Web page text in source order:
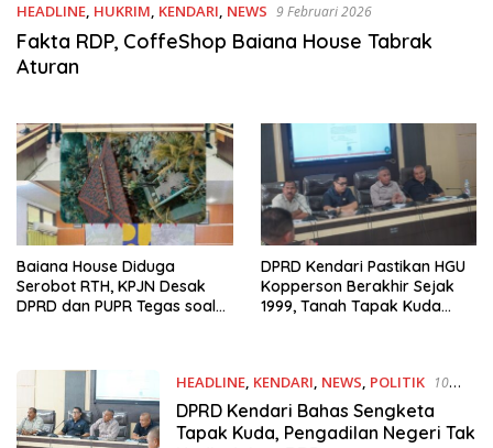
HEADLINE, HUKRIM, KENDARI, NEWS 9 Februari 2026
Fakta RDP, CoffeShop Baiana House Tabrak
Aturan
Baiana House Diduga
Serobot RTH, KPJN Desak
DPRD dan PUPR Tegas soal
DPRD Kendari Pastikan HGU
Kopperson Berakhir Sejak
1999, Tanah Tapak Kuda
HEADLINE, KENDARI, NEWS, POLITIK
10
Oktober 2025
DPRD Kendari Bahas Sengketa
Tapak Kuda, Pengadilan Negeri Tak